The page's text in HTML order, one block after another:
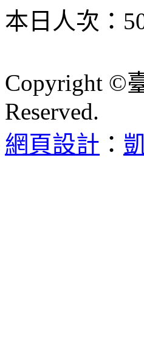
本日人次：
Copyright ©
Reserved.
網頁設計 ：